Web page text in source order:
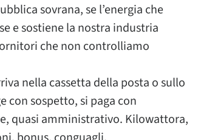
sovrana, se l’energia che
e sostiene la nostra industria
che non controlliamo
nella cassetta della posta o sullo
con sospetto, si paga con
quasi amministrativo. Kilowattora,